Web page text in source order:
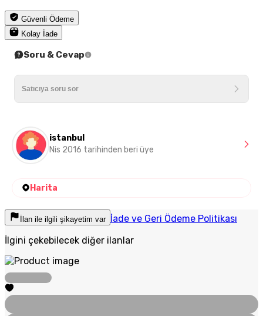
Güvenli Ödeme
Kolay İade
Soru & Cevap
istanbul
Nis 2016 tarihinden beri üye
Harita
İlan ile ilgili şikayetim var İade ve Geri Ödeme Politikası
İlgini çekebilecek diğer ilanlar